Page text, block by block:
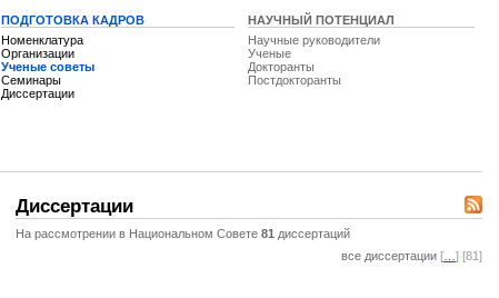
ПОДГОТОВКА КАДРОВ
Номенклатура
Организации
Ученые советы
Семинары
Диссертации
НАУЧНЫЙ ПОТЕНЦИАЛ
Научные руководители
Ученые
Докторанты
Постдокторанты
Диссертации
На рассмотрении в Национальном Совете 81 диссертаций
все диссертации [ ] [81]